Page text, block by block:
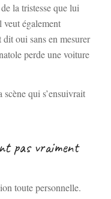
la tristesse que lui
veut également
oui sans en mesurer
perde une voiture
qui s’ensuivrait
pas vraiment
toute personnelle.